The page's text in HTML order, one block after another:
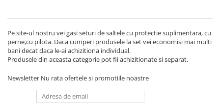
Pe site-ul nostru vei gasi seturi de saltele cu protectie suplimentara, cu
perne,cu pilota. Daca cumperi produsele la set vei economisi mai multi
bani decat daca le-ai achizitiona individual.
Produsele din aceasta categorie pot fii achizitionate si separat.
Newsletter Nu rata ofertele si promotiile noastre